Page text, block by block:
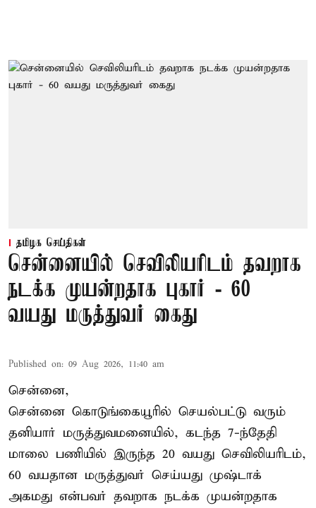
தமிழக செய்திகள்
சென்னையில் செவிலியரிடம் தவறாக
நடக்க முயன்றதாக புகார் - 60
வயது மருத்துவர் கைது
Published on: 09 Aug 2026, 11:40 am
சென்னை,
சென்னை கொடுங்கையூரில் செயல்பட்டு வரும்
தனியார் மருத்துவமனையில், கடந்த 7-ந்தேதி
மாலை பணியில் இருந்த 20 வயது செவிலியரிடம்,
60 வயதான மருத்துவர் செய்யது முஷ்டாக்
அகமது என்பவர் தவறாக நடக்க முயன்றதாக